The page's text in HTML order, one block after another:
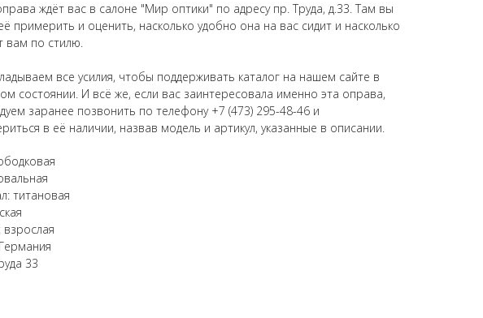
ждёт вас в салоне "Мир оптики" по адресу пр. Труда, д.33. Там вы
примерить и оценить, насколько удобно она на вас сидит и насколько
вам по стилю.
все усилия, чтобы поддерживать каталог на нашем сайте в
состоянии. И всё же, если вас заинтересовала именно эта оправа,
заранее позвонить по телефону +7 (473) 295-48-46 и
в её наличии, назвав модель и артикул, указанные в описании.
титановая
взрослая
33